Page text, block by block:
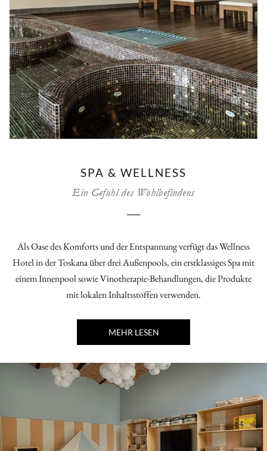
SPA & WELLNESS
Ein Gefühl des Wohlbefindens
──
Als Oase des Komforts und der Entspannung verfügt das Wellness
Hotel in der Toskana über drei Außenpools, ein erstklassiges Spa mit
einem Innenpool sowie Vinotherapie-Behandlungen, die Produkte
mit lokalen Inhaltsstoffen verwenden.
MEHR LESEN